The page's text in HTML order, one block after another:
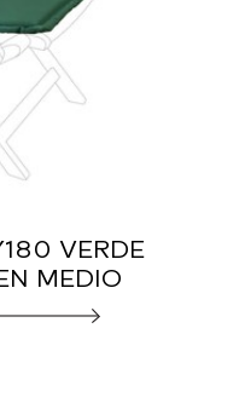
VERDE
MEDIO